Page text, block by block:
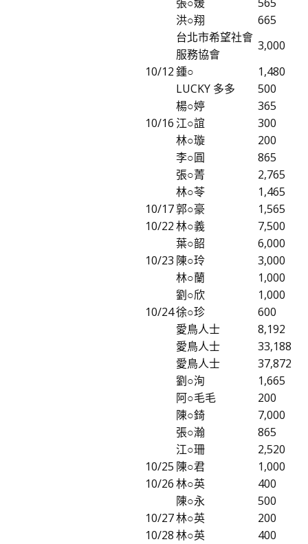
洪○翔
665
台北市希望社會
服務協會
3,000
10/12鍾○
1,480
LUCKY 多多
500
楊○婷
365
10/16 江○誼
300
林○璇
200
李○圓
865
張○菁
2,765
林○苓
1,465
10/17郭○豪
1,565
10/22林○義
7,500
葉○韶
6,000
10/23 陳○玲
3,000
林○蘭
1,000
劉○欣
1,000
10/24徐○珍
600
愛鳥人士
8,192
愛鳥人士
33,188
愛鳥人士
37,872
劉○洵
1,665
阿○毛毛
200
陳○錡
7,000
張○瀚
865
江○珊
2,520
10/25 陳○君
1,000
10/26林○英
400
陳○永
500
10/27林○英
200
10/28林○英
400